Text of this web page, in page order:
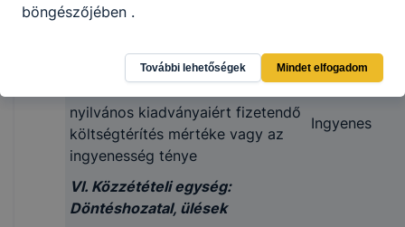
3. A közfeladatot ellátó szerv
hozzáférés módja
nyilvános kiadványaiért fizetendő
költségtérítés mértéke vagy az
ingyenesség ténye
Ingyenes
VI. Közzétételi egység:
Döntéshozatal, ülések
böngészőjében .
További lehetőségek Mindet elfogadom